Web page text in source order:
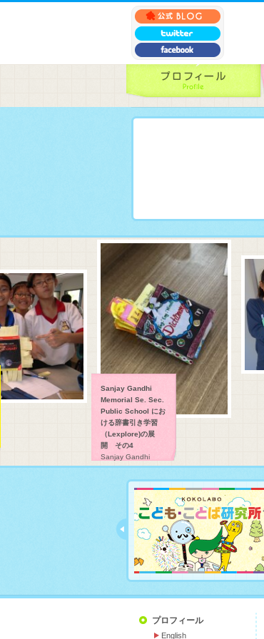
Sanjay Gandhi
Memorial Se. Sec.
Public School にお
ける辞書引き学習
（Lexplore)の展
開 その4
Sanjay Gandhi
Memorial Se. Sec.
Public School にお
ける辞書引き学習
（Lexplore)の展開で
プロフィール
English